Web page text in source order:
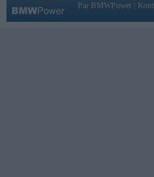
Par BMWPower